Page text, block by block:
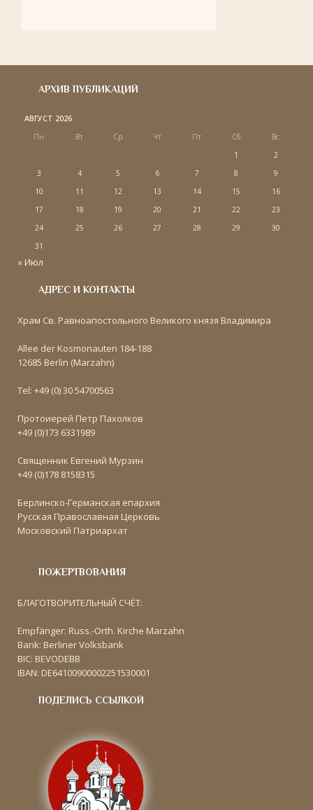
АРХИВ ПУБЛИКАЦИЙ
АВГУСТ 2026
Пн
Вт Ср Чт Пт Сб
Вс
1
2
3
4 5 6 7 8
9
10
11 12 13 14 15
16
17
18 19 20 21 22
23
24
25 26 27 28 29
30
31
« Июл
АДРЕС И КОНТАКТЫ
Храм Св. Равноапостольного Великого князя Владимира
Allee der Kosmonauten 184-188
12685 Berlin (Marzahn)
Tel: +49 (0) 30 54700563
Протоиерей Петр Пахолков
+49 (0)173 6331989
Священник Евгений Мурзин
+49 (0)178 8158315
Берлинско-Германская епархия
Русская Православная Церковь
Московский Патриархат
ПОЖЕРТВОВАНИЯ
БЛАГОТВОРИТЕЛЬНЫЙ СЧЁТ:
Empfänger: Russ.-Orth. Kirche Marzahn
Bank: Berliner Volksbank
BIC: BEVODEBB
IBAN: DE64100900002251530001
ПОДЕЛИСЬ ССЫЛКОЙ